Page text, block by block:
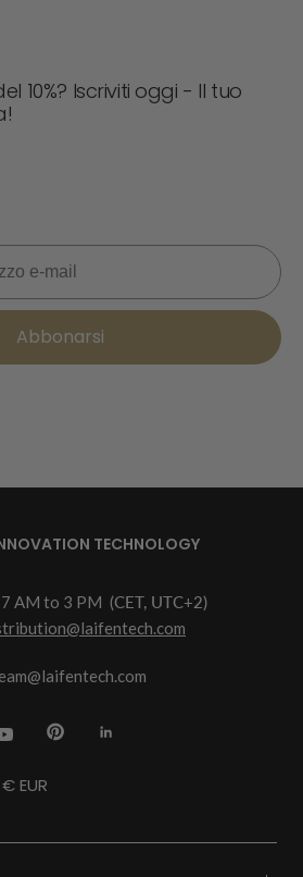
10%? Iscriviti oggi - Il tuo
Abbonarsi
TECHNOLOGY
AM to 3 PM (CET, UTC+2)
EUR